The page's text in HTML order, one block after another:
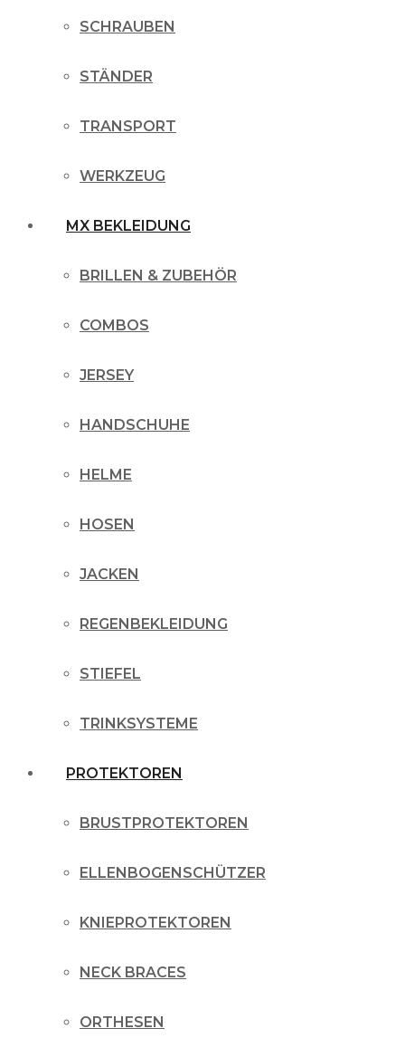
SCHRAUBEN
STÄNDER
TRANSPORT
WERKZEUG
MX BEKLEIDUNG
BRILLEN & ZUBEHÖR
COMBOS
JERSEY
HANDSCHUHE
HELME
HOSEN
JACKEN
REGENBEKLEIDUNG
STIEFEL
TRINKSYSTEME
PROTEKTOREN
BRUSTPROTEKTOREN
ELLENBOGENSCHÜTZER
KNIEPROTEKTOREN
NECK BRACES
ORTHESEN